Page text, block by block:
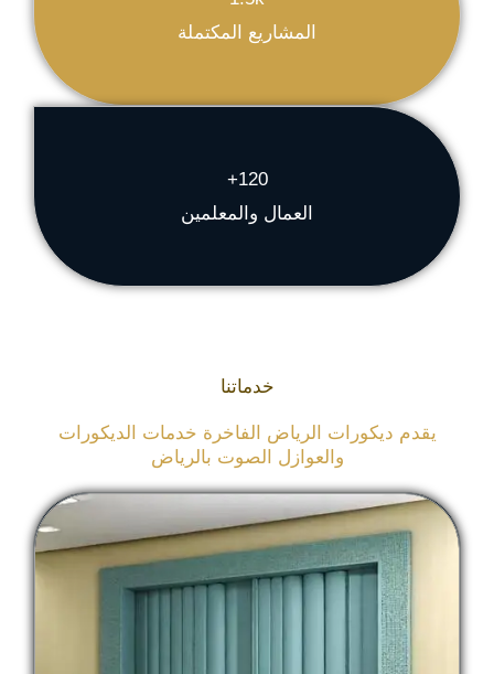
المشاريع المكتملة
120+
العمال والمعلمين
خدماتنا
يقدم ديكورات الرياض الفاخرة خدمات الديكورات
والعوازل الصوت بالرياض